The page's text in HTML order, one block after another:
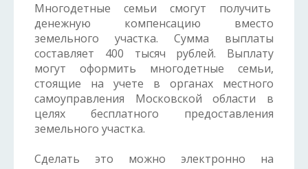
Многодетные семьи смогут получить
денежную компенсацию вместо
земельного участка. Сумма выплаты
составляет 400 тысяч рублей. Выплату
могут оформить многодетные семьи,
стоящие на учете в органах местного
самоуправления Московской области в
целях бесплатного предоставления
земельного участка.
Сделать это можно электронно на